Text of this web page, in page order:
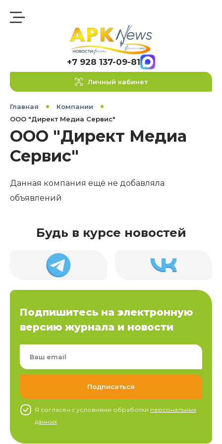
+7 928 137-09-81
Личный кабинет
Главная
Компании
ООО "Директ Медиа Сервис"
ООО "Директ Медиа
Сервис"
Данная компания ещё не добавляла
объявлений
Будь в курсе новостей
Подпишитесь на электронную
версию журнала и новости
Я согласен c условиями обработки персональных
данных